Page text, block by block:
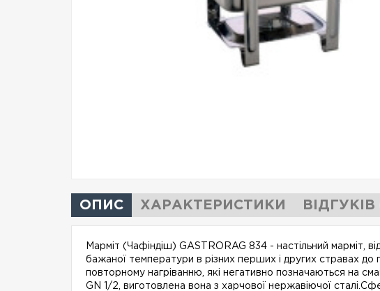
ОПИС ХАРАКТЕРИСТИКИ ВІДГУКІВ
Марміт (Чафіндіш) GASTRORAG 834 - настільний марміт,
бажаної температури в різних перших і других стравах до
повторному нагріванню, які негативно позначаються на
GN 1/2, виготовлена ​​вона з харчової нержавіючої